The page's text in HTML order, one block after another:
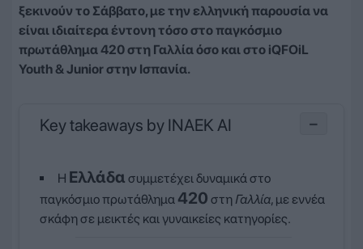
ξεκινούν το Σάββατο, με την ελληνική παρουσία να
είναι ιδιαίτερα έντονη τόσο στο παγκόσμιο
πρωτάθλημα 420 στη Γαλλία όσο και στο iQFOiL
Youth & Junior στην Ισπανία.
Key takeaways by INAEK AI −
Η Ελλάδα συμμετέχει δυναμικά στο
παγκόσμιο πρωτάθλημα 420 στη Γαλλία, με εννέα
σκάφη σε μεικτές και γυναικείες κατηγορίες.